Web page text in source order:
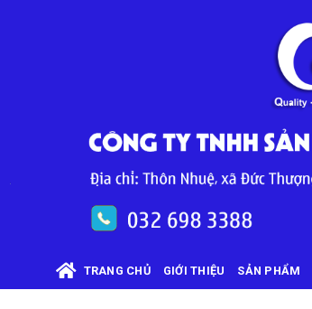
TRANG CHỦ GIỚI THIỆU SẢN PHẨM